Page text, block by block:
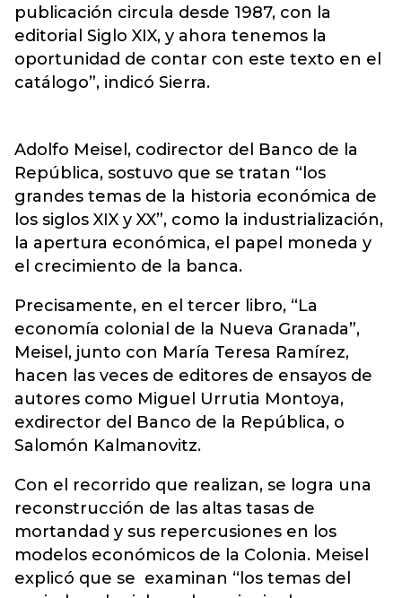
publicación circula desde 1987, con la
editorial Siglo XIX, y ahora tenemos la
oportunidad de contar con este texto en el
catálogo”, indicó Sierra.
Adolfo Meisel, codirector del Banco de la
República, sostuvo que se tratan “los
grandes temas de la historia económica de
los siglos XIX y XX”, como la industrialización,
la apertura económica, el papel moneda y
el crecimiento de la banca.
Precisamente, en el tercer libro, “La
economía colonial de la Nueva Granada”,
Meisel, junto con María Teresa Ramírez,
hacen las veces de editores de ensayos de
autores como Miguel Urrutia Montoya,
exdirector del Banco de la República, o
Salomón Kalmanovitz.
Con el recorrido que realizan, se logra una
reconstrucción de las altas tasas de
mortandad y sus repercusiones en los
modelos económicos de la Colonia. Meisel
explicó que se examinan “los temas del